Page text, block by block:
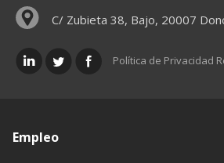
C/ Zubieta 38, Bajo, 20007
Política de Privacidad
Empleo